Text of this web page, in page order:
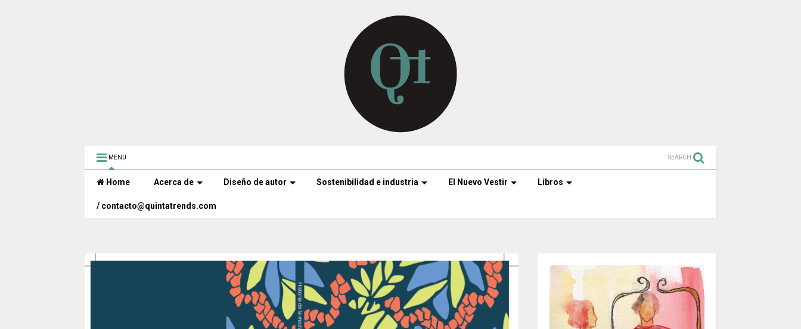
MENU SEARCH
Home Acerca de Diseño de autor Sostenibilidad e industria El Nuevo Vestir Libros
/ contacto@quintatrends.com